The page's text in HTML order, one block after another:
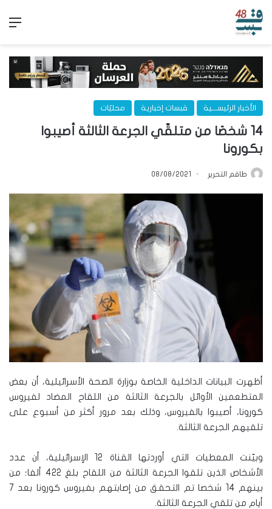
الأخبار الرئيســـية قبسات إخبارية محليّات
14 شخصًا من متلقّي الجرعة الثالثة أصيبوا
بكورونا
طاقم التحرير 08/08/2021
أظهرت البيانات الداخلية الخاصة بوزارة الصحة الأسرائيلية، أن بعض
المتطعمين الأوائل بالجرعة الثالثة من اللقاح المضاد لفيروس
كورونا، أصيبوا بالفيروس، وذلك بعد مرور أكثر من أسبوع على
تلقيهم الجرعة الثالثة.
وبيّنت المعطيات التي أوردتها القناة 12 الإسرائيلية، أن عدد
الأشخاص الذين تلقوا الجرعة الثالثة من اللقاح بلغ 422 ألفا؛ من
بينهم 14 شخصا تم التحقق من إصابتهم بفيروس كورونا بعد 7
أيام من تلقي الجرعة الثالثة.